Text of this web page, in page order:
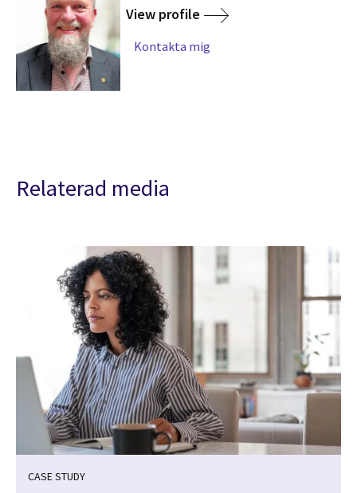
View profile
Kontakta mig
Relaterad media
CASE STUDY